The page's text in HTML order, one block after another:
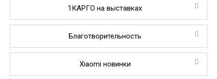
1КАРГО на выставках
Благотворительность
Xiaomi новинки